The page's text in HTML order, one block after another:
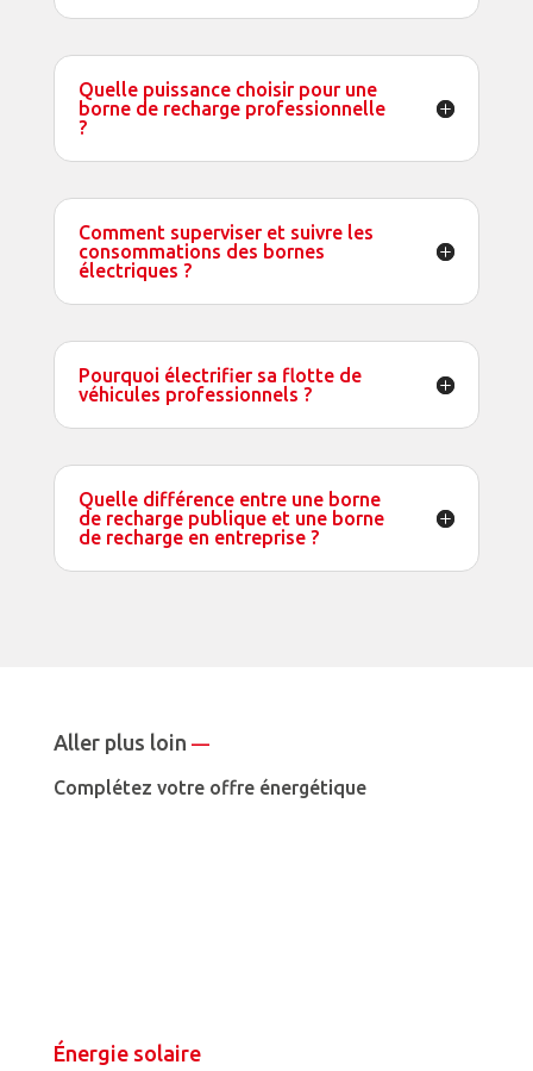
Quelle puissance choisir pour une
borne de recharge professionnelle
?
Comment superviser et suivre les
consommations des bornes
électriques ?
Pourquoi électrifier sa flotte de
véhicules professionnels ?
Quelle différence entre une borne
de recharge publique et une borne
de recharge en entreprise ?
Aller plus loin —
Complétez votre offre énergétique
Énergie solaire